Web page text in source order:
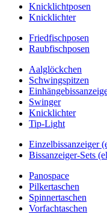
Knicklichtposen
Knicklichter
Friedfischposen
Raubfischposen
Aalglöckchen
Schwingspitzen
Swinger
Knicklichter
Tip-Light
Einzelbissanzeiger
Bissanzeiger-Sets
Panospace
Pilkertaschen
Spinnertaschen
Vorfachtaschen